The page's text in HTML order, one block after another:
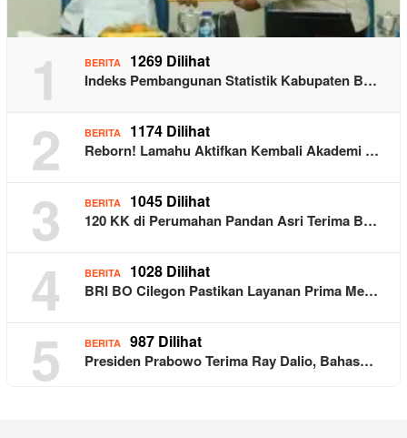
1 BERITA 1269 Dilihat
Indeks Pembangunan Statistik Kabupaten B…
2 BERITA 1174 Dilihat
Reborn! Lamahu Aktifkan Kembali Akademi …
3 BERITA 1045 Dilihat
120 KK di Perumahan Pandan Asri Terima B…
4 BERITA 1028 Dilihat
BRI BO Cilegon Pastikan Layanan Prima Me…
5 BERITA 987 Dilihat
Presiden Prabowo Terima Ray Dalio, Bahas…